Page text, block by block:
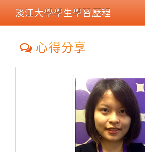
淡江大學學生學習歷程
心得分享